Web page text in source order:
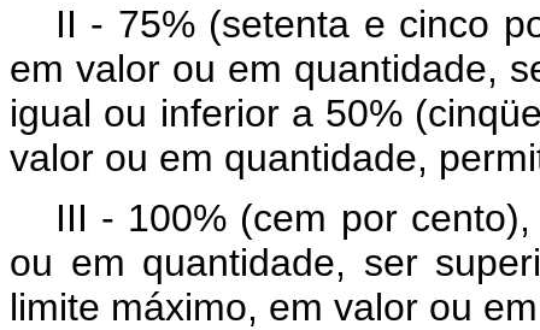
II - 75% (setenta e cinco
em valor ou em quantidade,
igual ou inferior a 50%
valor ou em quantidade,
III - 100% (cem por
ou em quantidade, ser
limite máximo, em valor ou